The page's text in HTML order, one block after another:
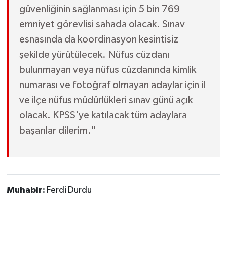
güvenliğinin sağlanması için 5 bin 769
emniyet görevlisi sahada olacak. Sınav
esnasında da koordinasyon kesintisiz
şekilde yürütülecek. Nüfus cüzdanı
bulunmayan veya nüfus cüzdanında kimlik
numarası ve fotoğraf olmayan adaylar için il
ve ilçe nüfus müdürlükleri sınav günü açık
olacak. KPSS'ye katılacak tüm adaylara
başarılar dilerim."
Muhabir: Ferdi Durdu